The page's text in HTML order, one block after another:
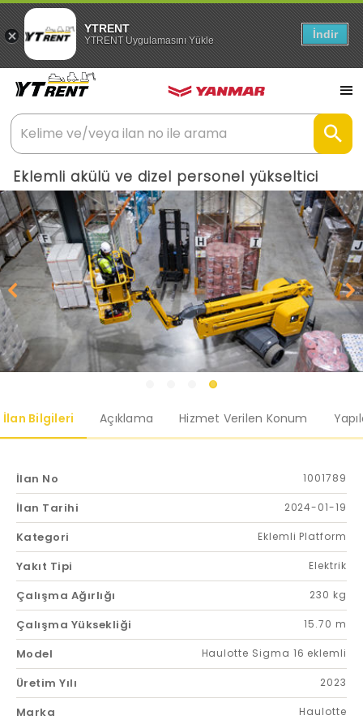
YTRENT
YTRENT Uygulamasını Yükle İndir
Eklemli akülü ve dizel personel yükseltici
İlan Bilgileri Açıklama Hizmet Verilen Konum
İlan No 1001789
İlan Tarihi 2024-01-19
Kategori Eklemli Platform
Yakıt Tipi Elektrik
Çalışma Ağırlığı 230 kg
Çalışma Yüksekliği 15.70 m
Model Haulotte Sigma 16 eklemli
Üretim Yılı 2023
Marka Haulotte